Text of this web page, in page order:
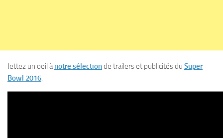
Jettez un oeil ànotre sélectionde trailers et publicités du Super
Bowl 2016.